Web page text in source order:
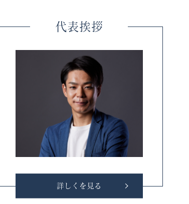
代表挨拶
詳しくを見る